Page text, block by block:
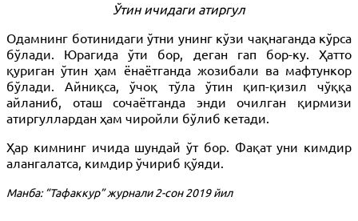
Ўтин ичидаги атиргул
Одамнинг ботинидаги ўтни унинг кўзи чақнаганда кўрса
бўлади. Юрагида ўти бор, деган гап бор-ку. Ҳатто
қуриган ўтин ҳам ёнаётганда жозибали ва мафтункор
бўлади. Айниқса, ўчоқ тўла ўтин қип-қизил чўққа
айланиб, оташ сочаётганда энди очилган қирмизи
атиргуллардан ҳам чиройли бўлиб кетади.
Ҳар кимнинг ичида шундай ўт бор. Фақат уни кимдир
алангалатса, кимдир ўчириб қўяди.
Манба: “Тафаккур” журнали 2-сон 2019 йил